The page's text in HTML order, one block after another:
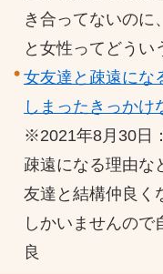
き合ってないのに
と女性ってどうい
女友達と疎遠にな
しまったきっかけ
※2021年8月30日
疎遠になる理由な
友達と結構仲良く
しかいませんので
良